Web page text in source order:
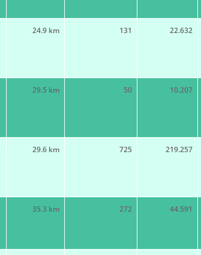
24.9 km 131 22.632
29.5 km 50 10.207
29.6 km 725 219.257
35.3 km 272 44.591